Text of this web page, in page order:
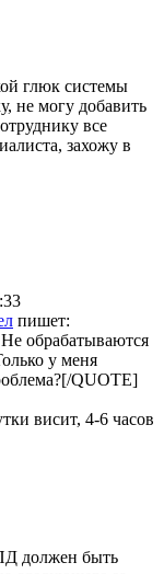
глюк системы
не могу добавить
все
захожу в
пишет:
обрабатываются
у меня
QUOTE]
висит, 4-6 часов
должен быть